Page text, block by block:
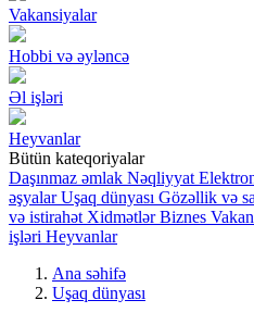
Vakansiyalar
Hobbi və əyləncə
Əl işləri
Heyvanlar
Bütün kateqoriyalar
Daşınmaz əmlak Nəqliyyat
əşyalar Uşaq dünyası Gözəllik və
və istirahət Xidmətlər Biznes
işləri Heyvanlar
Ana səhifə
Uşaq dünyası